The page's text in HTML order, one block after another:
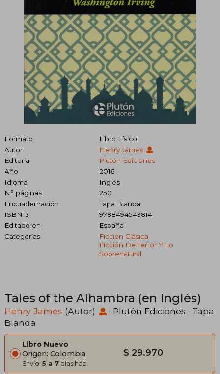
Formato
Libro Físico
Autor
Henry James
Editorial
Plutón Ediciones
Año
2016
Idioma
Inglés
N° páginas
250
Encuadernación
Tapa Blanda
ISBN13
9788494543814
Editado en
España
Categorías
Ficción Clásica
Ficción De Terror Y Lo
Sobrenatural
Tales of the Alhambra (en Inglés)
Henry James (Autor) · Plutón Ediciones · Tapa
Blanda
Libro Nuevo
Origen: Colombia
Envío: 5 a 7 días háb.
$ 29.970